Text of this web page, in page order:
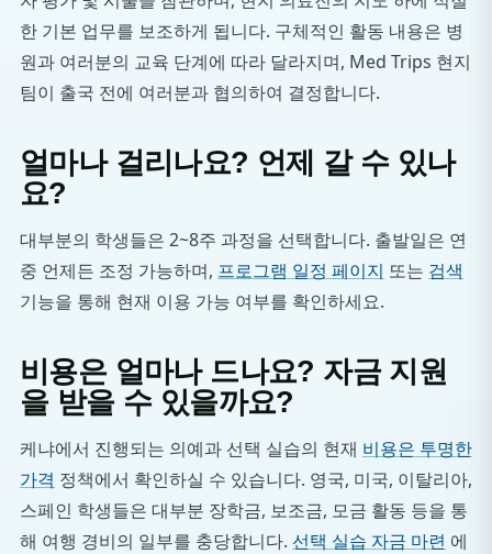
한 기본 업무를 보조하게 됩니다. 구체적인 활동 내용은 병
원과 여러분의 교육 단계에 따라 달라지며, Med Trips 현지
팀이 출국 전에 여러분과 협의하여 결정합니다.
얼마나 걸리나요? 언제 갈 수 있나
요?
대부분의 학생들은 2~8주 과정을 선택합니다. 출발일은 연
중 언제든 조정 가능하며, 프로그램 일정 페이지 또는 검색
기능을 통해 현재 이용 가능 여부를 확인하세요.
비용은 얼마나 드나요? 자금 지원
을 받을 수 있을까요?
케냐에서 진행되는 의예과 선택 실습의 현재 비용은 투명한
가격 정책에서 확인하실 수 있습니다. 영국, 미국, 이탈리아,
스페인 학생들은 대부분 장학금, 보조금, 모금 활동 등을 통
해 여행 경비의 일부를 충당합니다. 선택 실습 자금 마련 에